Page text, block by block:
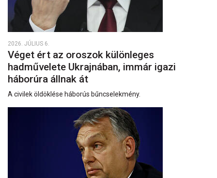
2026. JÚLIUS 6.
Véget ért az oroszok különleges
hadművelete Ukrajnában, immár igazi
háborúra állnak át
A civilek öldöklése háborús bűncselekmény.